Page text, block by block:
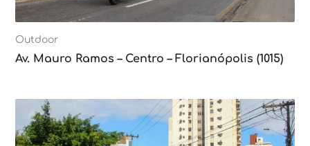
Outdoor
Av. Mauro Ramos – Centro – Florianópolis (1015)